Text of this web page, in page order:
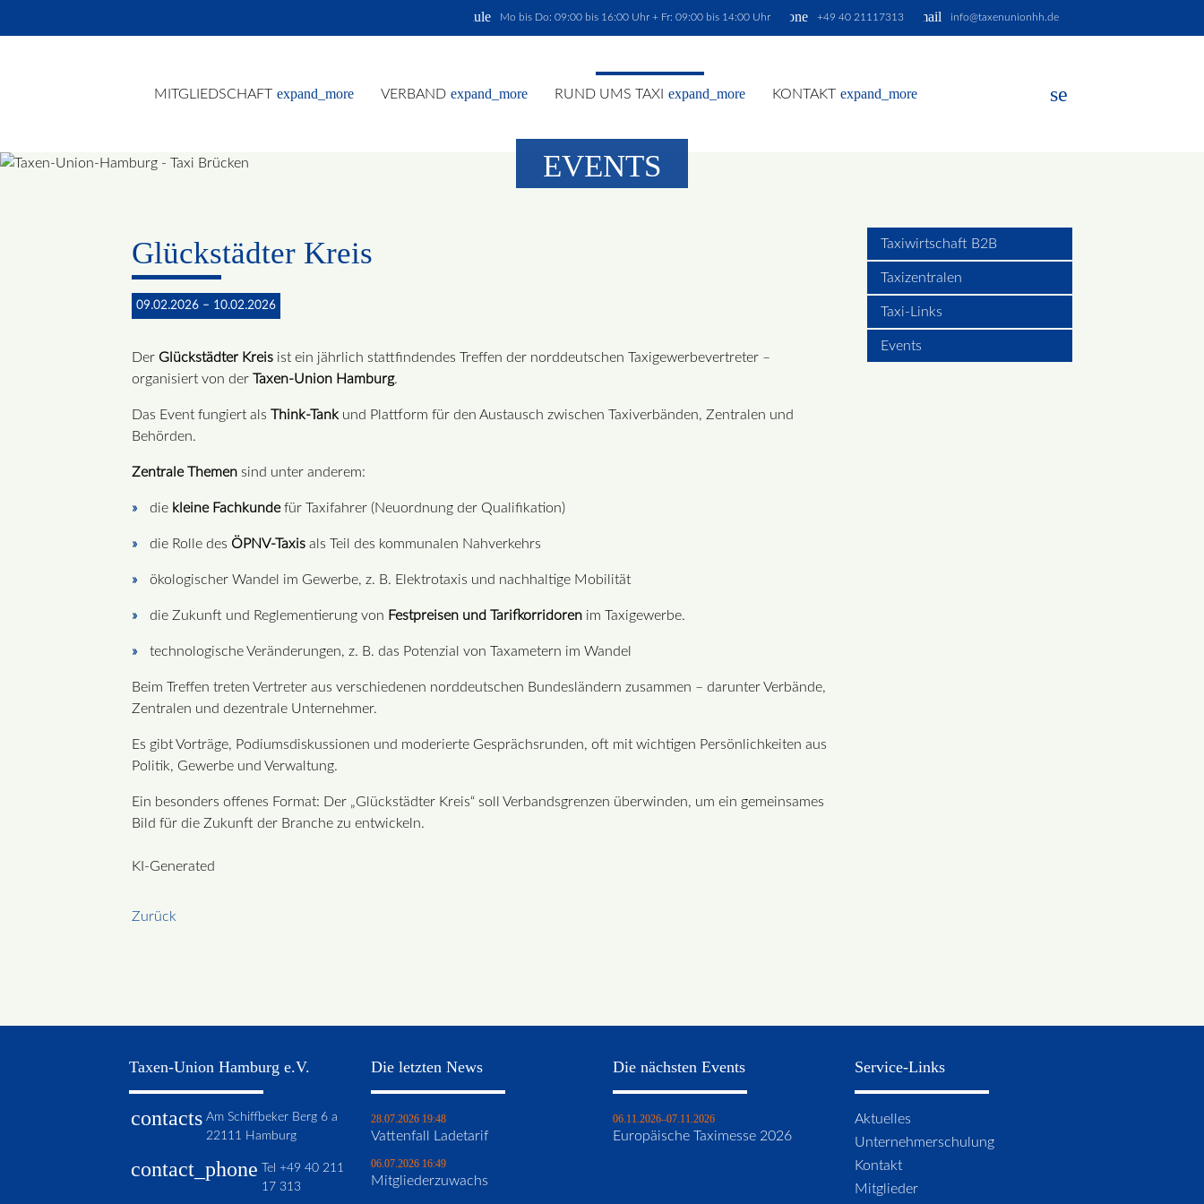
email info@taxenunionhh.de
phone +49 40 21117313
schedule Mo bis Do: 09:00 bis 16:00 Uhr + Fr: 09:00 bis 14:00 Uhr
MITGLIEDSCHAFT expand_more VERBAND expand_more RUND UMS TAXI expand_more KONTAKT expand_more search
EVENTS
Glückstädter Kreis
09.02.2026 – 10.02.2026
Der Glückstädter Kreis ist ein jährlich stattfindendes Treffen der norddeutschen Taxigewerbevertreter –
organisiert von der Taxen-Union Hamburg.
Das Event fungiert als Think-Tank und Plattform für den Austausch zwischen Taxiverbänden, Zentralen und
Behörden.
Zentrale Themen sind unter anderem:
die kleine Fachkundefür Taxifahrer (Neuordnung der Qualifikation)
die Rolle des ÖPNV-Taxis als Teil des kommunalen Nahverkehrs
ökologischer Wandel im Gewerbe, z. B. Elektrotaxis und nachhaltige Mobilität
die Zukunft und Reglementierung von Festpreisen und Tarifkorridoren im Taxigewerbe.
technologische Veränderungen, z. B. das Potenzial von Taxametern im Wandel
Beim Treffen treten Vertreter aus verschiedenen norddeutschen Bundesländern zusammen – darunter Verbände,
Zentralen und dezentrale Unternehmer.
Es gibt Vorträge, Podiumsdiskussionen und moderierte Gesprächsrunden, oft mit wichtigen Persönlichkeiten aus
Politik, Gewerbe und Verwaltung.
Ein besonders offenes Format: Der „Glückstädter Kreis“ soll Verbandsgrenzen überwinden, um ein gemeinsames
Bild für die Zukunft der Branche zu entwickeln.
KI-Generated
Zurück
Taxiwirtschaft B2B
Taxizentralen
Taxi-Links
Events
Taxen-Union Hamburg e.V.
contacts Am Schiffbeker Berg 6 a
22111 Hamburg
contact_phone Tel +49 40 211
17 313
Die letzten News
28.07.2026 19:48
Vattenfall Ladetarif
06.07.2026 16:49
Mitgliederzuwachs
Die nächsten Events
06.11.2026–07.11.2026
Europäische Taximesse 2026
Service-Links
Navigation
überspringen
Aktuelles
Unternehmerschulung
Kontakt
Mitglieder